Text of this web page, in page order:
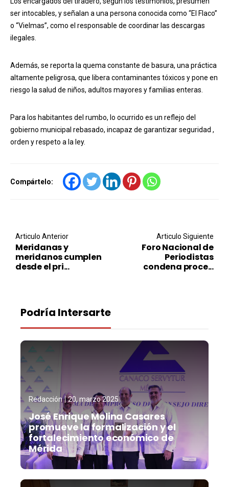
ser intocables, y señalan a una persona conocida como “El Flaco”
o “Vielmas”, como el responsable de coordinar las descargas
ilegales.
Además, se reporta la quema constante de basura, una práctica
altamente peligrosa, que libera contaminantes tóxicos y pone en
riesgo la salud de niños, adultos mayores y familias enteras.
Para los habitantes del rumbo, lo ocurrido es un reflejo del
gobierno municipal rebasado, incapaz de garantizar seguridad ,
orden y respeto a la ley.
Compártelo:
Post navigation
Articulo Anterior
Meridanas y
meridanos cumplen
desde el pri...
Articulo Siguiente
Foro Nacional de
Periodistas
condena proce...
Podría Intersarte
Redacción 20, marzo 2025
José Enrique Molina Casares
promueve la formalización y el
fortalecimiento económico de
Mérida